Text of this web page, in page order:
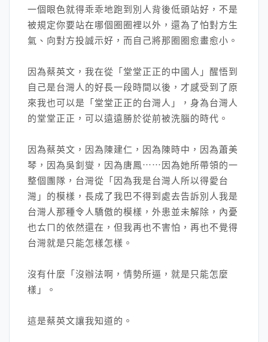
一個眼色就得乖乖地跑到別人背後低頭站好，不是
被規定你要站在哪個圈圈裡以外，還為了怕對方生
氣、向對方投誠示好，而自己將那圈圈愈畫愈小。
因為蔡英文，我在從「堂堂正正的中國人」醒悟到
自己是台灣人的好長一段時間以後，才感受到了原
來我也可以是「堂堂正正的台灣人」，身為台灣人
的堂堂正正，可以遠遠勝於從前被洗腦的時代。
因為蔡英文，因為陳建仁，因為陳時中，因為蕭美
琴，因為吳釗燮，因為唐鳳⋯⋯因為她所帶領的一
整個團隊，台灣從「因為我是台灣人所以得愛台
灣」的模樣，長成了我巴不得到處去告訴別人我是
台灣人那種令人驕傲的模樣，外患並未解除，內憂
也ㄊㄇ的依然還在，但我再也不害怕，再也不覺得
台灣就是只能怎樣怎樣。
沒有什麼「沒辦法啊，情勢所逼，就是只能怎麼
樣」。
這是蔡英文讓我知道的。